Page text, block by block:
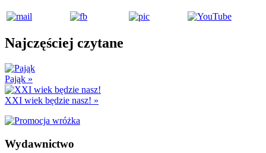
Najczęściej czytane
Pająk »
XXI wiek będzie nasz! »
Wydawnictwo